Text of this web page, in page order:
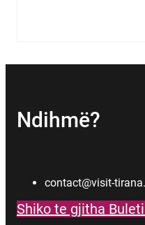
Ndihmë?
contact@visit-
Shiko te gjitha